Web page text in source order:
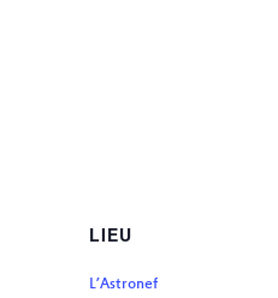
LIEU
L’Astronef